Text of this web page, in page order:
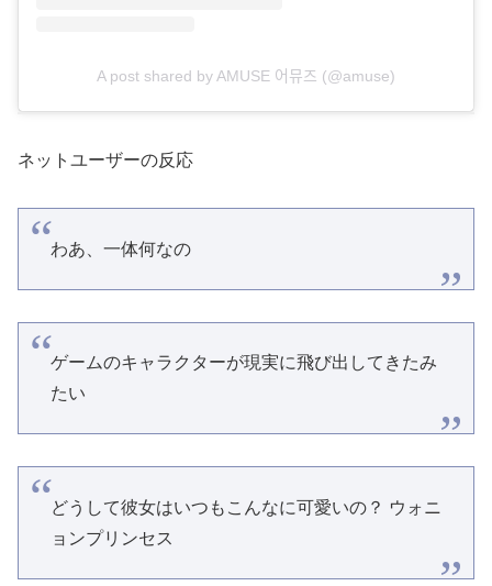
わあ、一体何なの
ゲームのキャラクターが現実に飛び出してきたみ
たい
どうして彼女はいつもこんなに可愛いの？ ウォニ
ョンプリンセス